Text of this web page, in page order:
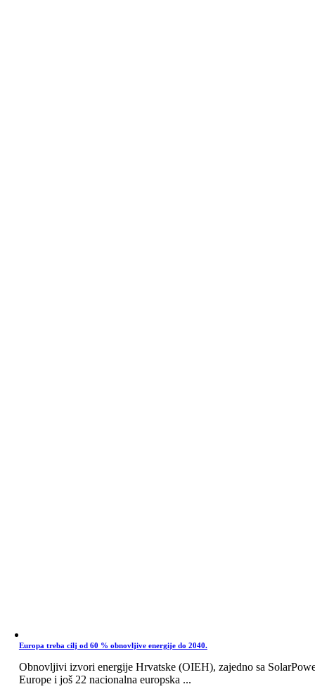
Europa treba cilj od 60 % obnovljive energije do 2040.
Obnovljivi izvori energije Hrvatske (OIEH), zajedno sa
Europe i još 22 nacionalna europska ...